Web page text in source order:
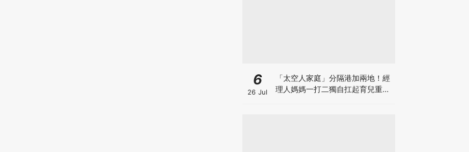
6
26 Jul
「太空人家庭」分隔港加兩地！經
理人媽媽一打二獨自扛起育兒重